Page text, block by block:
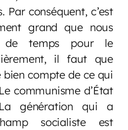
Par conséquent, c’est
grand que nous
de temps pour le
il faut que
bien compte de ce qui
communisme d’État
génération qui a
socialiste est